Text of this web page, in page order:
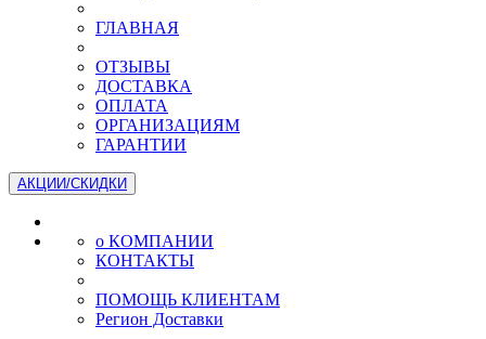
ГЛАВНАЯ
ОТЗЫВЫ
ДОСТАВКА
ОПЛАТА
ОРГАНИЗАЦИЯМ
ГАРАНТИИ
АКЦИИ/СКИДКИ
о КОМПАНИИ
КОНТАКТЫ
ПОМОЩЬ КЛИЕНТАМ
Регион Доставки